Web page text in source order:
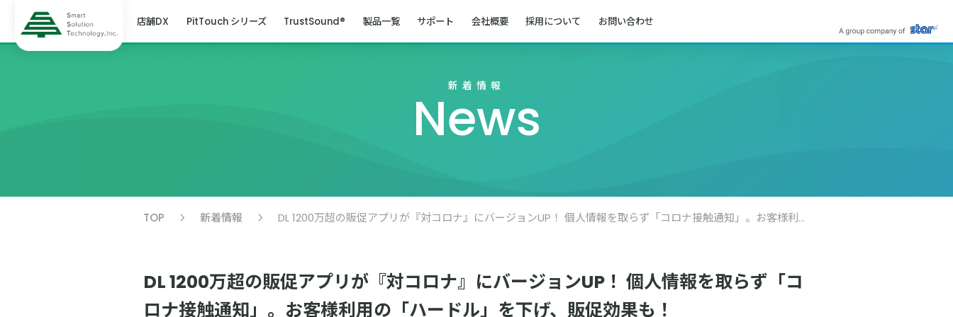
店舗DX PitTouch シリーズ TrustSound® 製品一覧 サポート 会社概要 採用について お問い合わせ
新着情報
News
TOP 新着情報 DL 1200万超の販促アプリが『対コロナ』にバージョンUP！ 個人情報を取らず「コロナ接触通知」。お客様利用の「ハードル」を下げ、販促効果も！
DL 1200万超の販促アプリが『対コロナ』にバージョンUP！ 個人情報を取らず「コ
ロナ接触通知」。お客様利用の「ハードル」を下げ、販促効果も！